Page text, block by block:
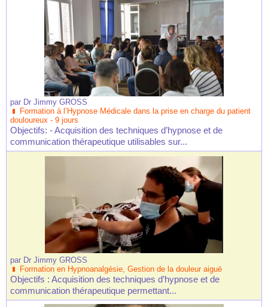
par Dr Jimmy GROSS
Formation à l’Hypnose Médicale dans la prise en charge du patient
douloureux - 9 jours
Objectifs: - Acquisition des techniques d’hypnose et de
communication thérapeutique utilisables sur...
par Dr Jimmy GROSS
Formation en Hypnoanalgésie, Gestion de la douleur aiguë
Objectifs : Acquisition des techniques d’hypnose et de
communication thérapeutique permettant...